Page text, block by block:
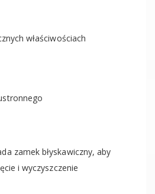
właściwościach
zamek błyskawiczny, aby
i wyczyszczenie